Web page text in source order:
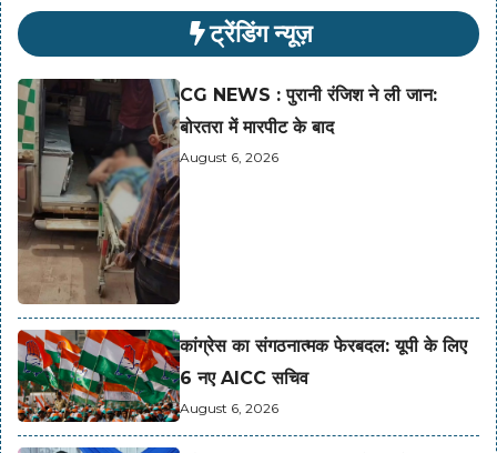
ट्रेंडिंग न्यूज़
CG NEWS : पुरानी रंजिश ने ली जान:
बोरतरा में मारपीट के बाद
August 6, 2026
कांग्रेस का संगठनात्मक फेरबदल: यूपी के लिए
6 नए AICC सचिव
August 6, 2026